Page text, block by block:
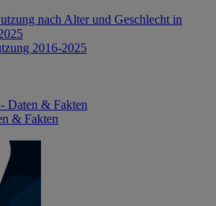
nach Alter und Geschlecht in
2016-2025
Daten & Fakten
& Fakten